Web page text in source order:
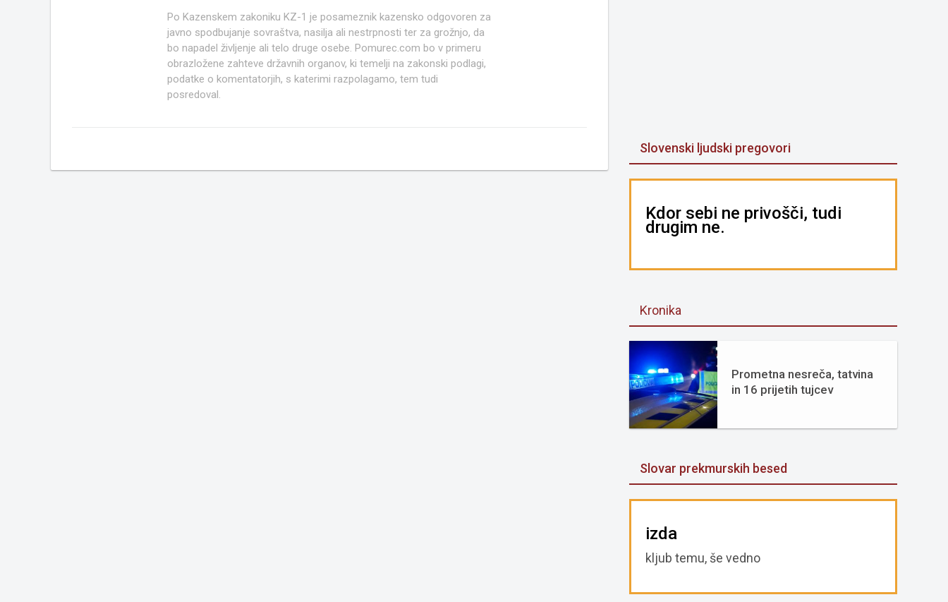
Po Kazenskem zakoniku KZ-1 je posameznik kazensko odgovoren za
javno spodbujanje sovraštva, nasilja ali nestrpnosti ter za grožnjo, da
bo napadel življenje ali telo druge osebe. Pomurec.com bo v primeru
obrazložene zahteve državnih organov, ki temelji na zakonski podlagi,
podatke o komentatorjih, s katerimi razpolagamo, tem tudi
posredoval.
Slovenski ljudski pregovori
Kdor sebi ne privošči, tudi
drugim ne.
Kronika
Prometna nesreča, tatvina
in 16 prijetih tujcev
Slovar prekmurskih besed
izda
kljub temu, še vedno